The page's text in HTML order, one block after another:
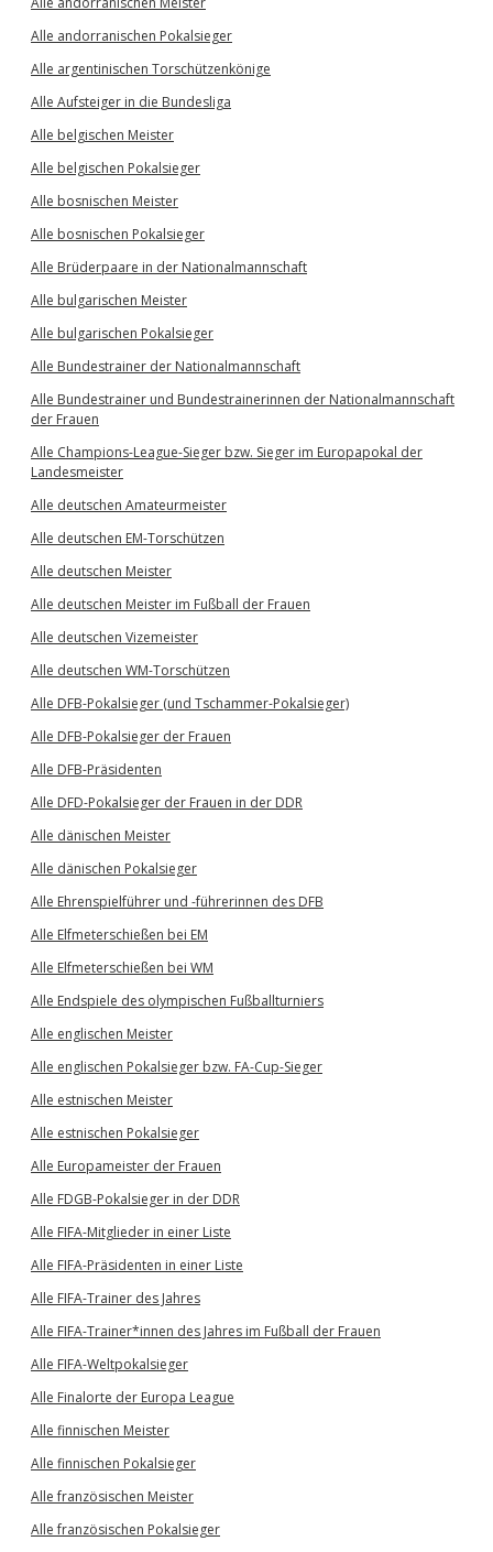
Alle andorranischen Pokalsieger
Alle argentinischen Torschützenkönige
Alle Aufsteiger in die Bundesliga
Alle belgischen Meister
Alle belgischen Pokalsieger
Alle bosnischen Meister
Alle bosnischen Pokalsieger
Alle Brüderpaare in der Nationalmannschaft
Alle bulgarischen Meister
Alle bulgarischen Pokalsieger
Alle Bundestrainer der Nationalmannschaft
Alle Bundestrainer und Bundestrainerinnen der Nationalmannschaft
der Frauen
Alle Champions-League-Sieger bzw. Sieger im Europapokal der
Landesmeister
Alle deutschen Amateurmeister
Alle deutschen EM-Torschützen
Alle deutschen Meister
Alle deutschen Meister im Fußball der Frauen
Alle deutschen Vizemeister
Alle deutschen WM-Torschützen
Alle DFB-Pokalsieger (und Tschammer-Pokalsieger)
Alle DFB-Pokalsieger der Frauen
Alle DFB-Präsidenten
Alle DFD-Pokalsieger der Frauen in der DDR
Alle dänischen Meister
Alle dänischen Pokalsieger
Alle Ehrenspielführer und -führerinnen des DFB
Alle Elfmeterschießen bei EM
Alle Elfmeterschießen bei WM
Alle Endspiele des olympischen Fußballturniers
Alle englischen Meister
Alle englischen Pokalsieger bzw. FA-Cup-Sieger
Alle estnischen Meister
Alle estnischen Pokalsieger
Alle Europameister der Frauen
Alle FDGB-Pokalsieger in der DDR
Alle FIFA-Mitglieder in einer Liste
Alle FIFA-Präsidenten in einer Liste
Alle FIFA-Trainer des Jahres
Alle FIFA-Trainer*innen des Jahres im Fußball der Frauen
Alle FIFA-Weltpokalsieger
Alle Finalorte der Europa League
Alle finnischen Meister
Alle finnischen Pokalsieger
Alle französischen Meister
Alle französischen Pokalsieger